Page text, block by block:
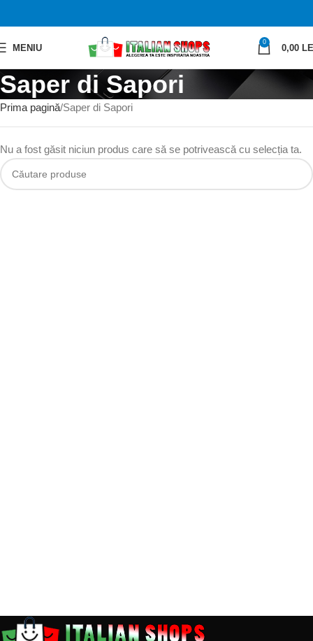
MENIU
0
0,00
Saper di Sapori
Prima pagină Saper di Sapori
Nu a fost găsit niciun produs care să se potrivească cu selecția ta.